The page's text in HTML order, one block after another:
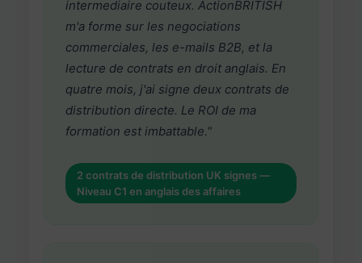
intermediaire couteux. ActionBRITISH
m'a forme sur les negociations
commerciales, les e-mails B2B, et la
lecture de contrats en droit anglais. En
quatre mois, j'ai signe deux contrats de
distribution directe. Le ROI de ma
formation est imbattable."
2 contrats de distribution UK signes —
Niveau C1 en anglais des affaires